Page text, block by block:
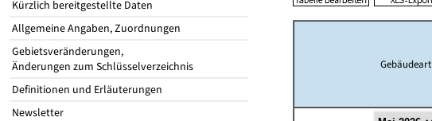
Kürzlich bereitgestellte Daten
Allgemeine Angaben, Zuordnungen
Gebietsveränderungen,
Änderungen zum Schlüsselverzeichnis
Definitionen und Erläuterungen
Newsletter
Gebäudeart